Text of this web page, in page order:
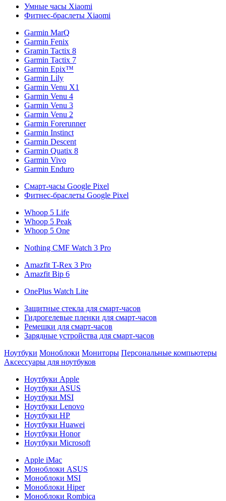
Умные часы Xiaomi
Фитнес-браслеты Xiaomi
Garmin MarQ
Garmin Fenix
Gramin Tactix 8
Garmin Tactix 7
Garmin Epix™
Garmin Lily
Garmin Venu X1
Garmin Venu 4
Garmin Venu 3
Garmin Venu 2
Garmin Forerunner
Garmin Instinct
Garmin Descent
Garmin Quatix 8
Garmin Vivo
Garmin Enduro
Смарт-часы Google Pixel
Фитнес-браслеты Google Pixel
Whoop 5 Life
Whoop 5 Peak
Whoop 5 One
Nothing CMF Watch 3 Pro
Amazfit T-Rex 3 Pro
Amazfit Bip 6
OnePlus Watch Lite
Защитные стекла для смарт-часов
Гидрогелевые пленки для смарт-часов
Ремешки для смарт-часов
Зарядные устройства для смарт-часов
Ноутбуки Моноблоки Мониторы Персональные компьютеры
Аксессуары для ноутбуков
Ноутбуки Apple
Ноутбуки ASUS
Ноутбуки MSI
Ноутбуки Lenovo
Ноутбуки HP
Ноутбуки Huawei
Ноутбуки Honor
Ноутбуки Microsoft
Apple iMac
Моноблоки ASUS
Моноблоки MSI
Моноблоки Hiper
Моноблоки Rombica